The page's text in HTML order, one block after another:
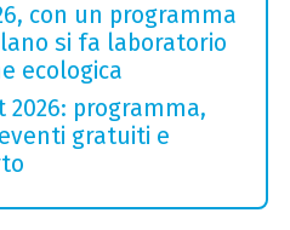
con un programma
si fa laboratorio
ecologica
2026: programma,
gratuiti e